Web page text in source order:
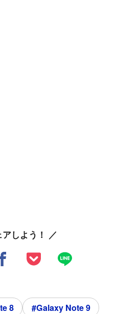
しよう！ ／
8
#Galaxy Note 9